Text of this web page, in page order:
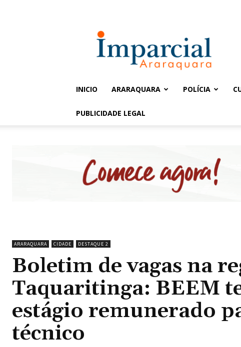
Imparcial
INICIO ARARAQUARA POLÍCIA
PUBLICIDADE LEGAL
ARARAQUARA CIDADE DESTAQUE 2
Boletim de vagas na
Taquaritinga: BEEM
estágio remunerado
técnico